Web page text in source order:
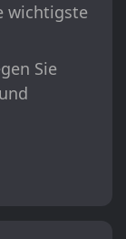
wichtigste
Sie